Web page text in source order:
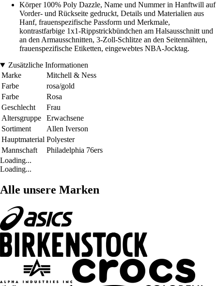
Körper 100% Poly Dazzle, Name und Nummer in Hanftwill auf
Vorder- und Rückseite gedruckt, Details und Materialien aus
Hanf, frauenspezifische Passform und Merkmale,
kontrastfarbige 1x1-Rippstrickbündchen am Halsausschnitt und
an den Armausschnitten, 3-Zoll-Schlitze an den Seitennähten,
frauenspezifische Etiketten, eingewebtes NBA-Jocktag.
Zusätzliche Informationen
Marke
Mitchell & Ness
Farbe
rosa/gold
Farbe
Rosa
Geschlecht
Frau
Altersgruppe
Erwachsene
Sortiment
Allen Iverson
Hauptmaterial Polyester
Mannschaft
Philadelphia 76ers
Loading...
Loading...
Alle unsere Marken